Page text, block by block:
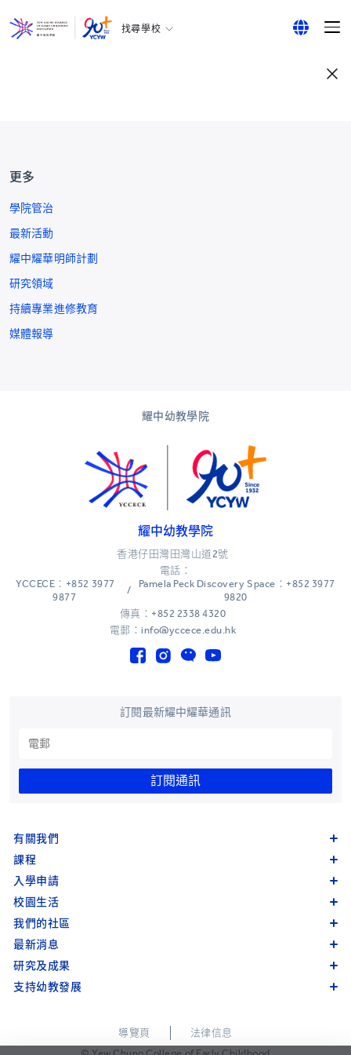
找尋學校
更多
學院管治
最新活動
耀中耀華明師計劃
研究領域
持續專業進修教育
媒體報導
耀中幼教學院
耀中幼教學院
香港仔田灣田灣山道2號
電話：
YCCECE：+852 3977
9877
/
Pamela Peck Discovery Space：+852 3977
9820
傳真：+852 2338 4320
電郵：info@yccece.edu.hk
訂閱最新耀中耀華通訊
訂閱通訊
有關我們
課程
入學申請
校園生活
我們的社區
最新消息
研究及成果
支持幼教發展
導覽頁
法律信息
© Yew Chung College of Early Childhood